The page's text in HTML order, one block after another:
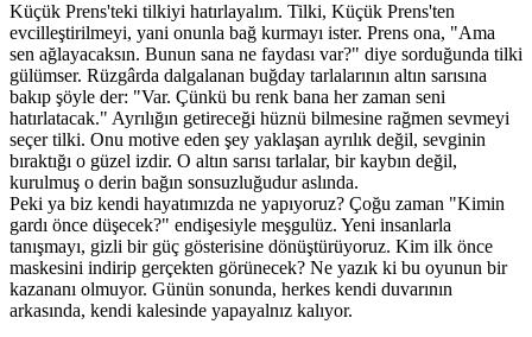
Küçük Prens'teki tilkiyi hatırlayalım. Tilki, Küçük Prens'ten
evcilleştirilmeyi, yani onunla bağ kurmayı ister. Prens ona, "Ama
sen ağlayacaksın. Bunun sana ne faydası var?" diye sorduğunda tilki
gülümser. Rüzgârda dalgalanan buğday tarlalarının altın sarısına
bakıp şöyle der: "Var. Çünkü bu renk bana her zaman seni
hatırlatacak." Ayrılığın getireceği hüznü bilmesine rağmen sevmeyi
seçer tilki. Onu motive eden şey yaklaşan ayrılık değil, sevginin
bıraktığı o güzel izdir. O altın sarısı tarlalar, bir kaybın değil,
kurulmuş o derin bağın sonsuzluğudur aslında.
Peki ya biz kendi hayatımızda ne yapıyoruz? Çoğu zaman "Kimin
gardı önce düşecek?" endişesiyle meşgulüz. Yeni insanlarla
tanışmayı, gizli bir güç gösterisine dönüştürüyoruz. Kim ilk önce
maskesini indirip gerçekten görünecek? Ne yazık ki bu oyunun bir
kazananı olmuyor. Günün sonunda, herkes kendi duvarının
arkasında, kendi kalesinde yapayalnız kalıyor.